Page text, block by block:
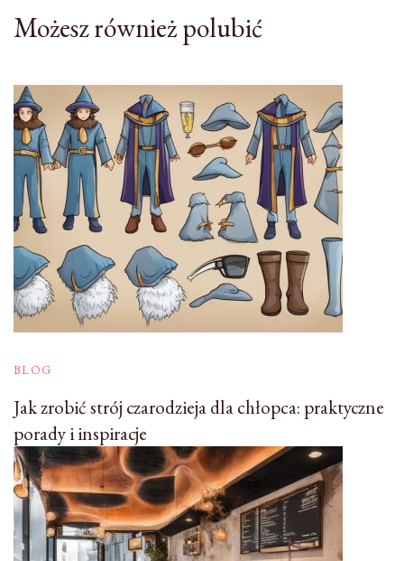
Możesz również polubić
BLOG
Jak zrobić strój czarodzieja dla chłopca: praktyczne
porady i inspiracje